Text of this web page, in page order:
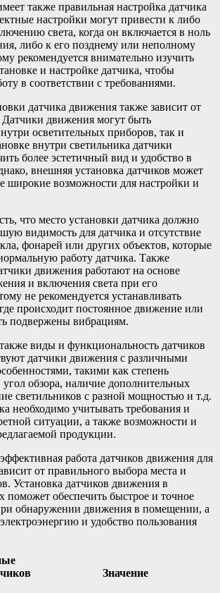
также правильная настройка датчика
настройки могут привести к либо
света, когда он включается в ноль
либо к его позднему или неполному
рекомендуется внимательно изучить
и настройке датчика, чтобы
в соответствии с требованиями.
датчика движения также зависит от
Датчики движения могут быть
осветительных приборов, так и
внутри светильника датчики
более эстетичный вид и удобство в
внешняя установка датчиков может
широкие возможности для настройки и
что место установки датчика должно
видимость для датчика и отсутствие
фонарей или других объектов, которые
работу датчика. Также
движения работают на основе
и включения света при его
не рекомендуется устанавливать
происходит постоянное движение или
подвержены вибрациям.
виды и функциональность датчиков
датчики движения с различными
такими как степень
угол обзора, наличие дополнительных
светильников с разной мощностью и т.д.
необходимо учитывать требования и
ситуации, а также возможности и
продукции.
работа датчиков движения для
от правильного выбора места и
Установка датчиков движения в
поможет обеспечить быстрое и точное
обнаружении движения в помещении, а
и удобство пользования
Значение